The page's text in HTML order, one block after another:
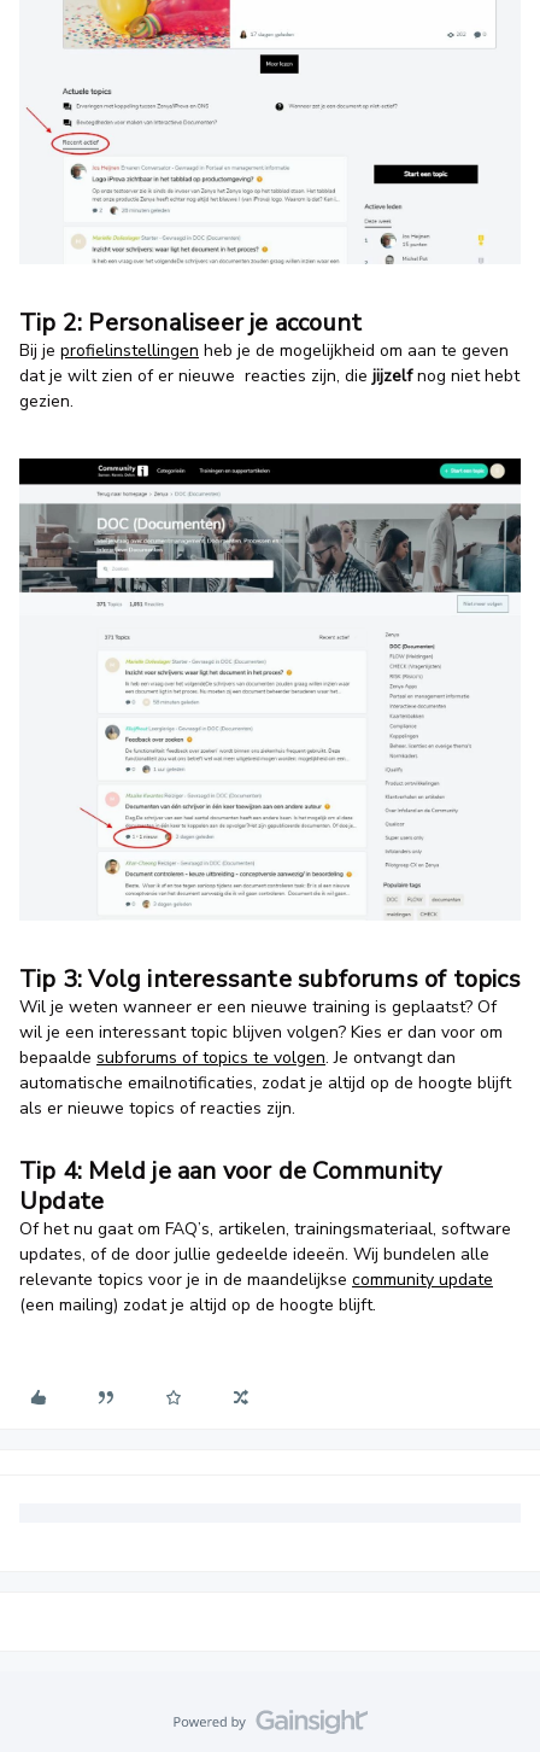
Tip 2: Personaliseer je account
Bij je profielinstellingen heb je de mogelijkheid om aan te geven
dat je wilt zien of er nieuwe reacties zijn, die jijzelfnog niet hebt
gezien.
Tip 3: Volg interessante subforums of topics
Wil je weten wanneer er een nieuwe training is geplaatst? Of
wil je een interessant topic blijven volgen? Kies er dan voor om
bepaalde subforums of topics te volgen. Je ontvangt dan
automatische emailnotificaties, zodat je altijd op de hoogte blijft
als er nieuwe topics of reacties zijn.
Tip 4: Meld je aan voor de Community
Update
Of het nu gaat om FAQ’s, artikelen, trainingsmateriaal, software
updates, of de door jullie gedeelde ideeën. Wij bundelen alle
relevante topics voor je in de maandelijkse community update
(een mailing) zodat je altijd op de hoogte blijft.